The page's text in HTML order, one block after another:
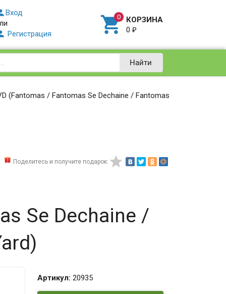
Вход
Регистрация  КОРЗИНА
0₽
Найти
(Fantomas / Fantomas Se Dechaine / Fantomas
Поделитесь и получите подарок: 
Se Dechaine /
Артикул: 20935